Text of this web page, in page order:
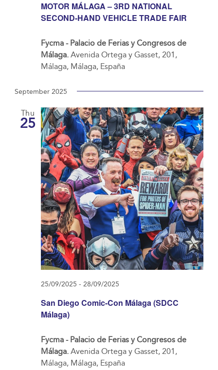
MOTOR MÁLAGA – 3RD NATIONAL
SECOND-HAND VEHICLE TRADE FAIR
Fycma - Palacio de Ferias y Congresos de
Málaga. Avenida Ortega y Gasset, 201,
Málaga, Málaga, España
September 2025
Thu
25
San Diego Comic-Con Málaga (SDCC
Málaga)
25/09/2025 - 28/09/2025
Fycma - Palacio de Ferias y Congresos de
Málaga. Avenida Ortega y Gasset, 201,
Málaga, Málaga, España